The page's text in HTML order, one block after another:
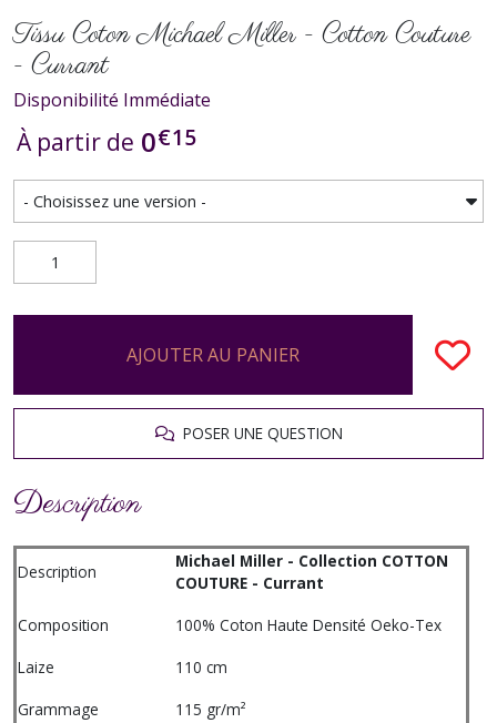
Tissu Coton Michael Miller - Cotton Couture
- Currant
Disponibilité Immédiate
À partir de 0€15
AJOUTER AU PANIER
POSER UNE QUESTION
Description
Description
Michael Miller - Collection COTTON
COUTURE - Currant
Composition
100% Coton Haute Densité Oeko-Tex
Laize
110 cm
Grammage
115 gr/m²